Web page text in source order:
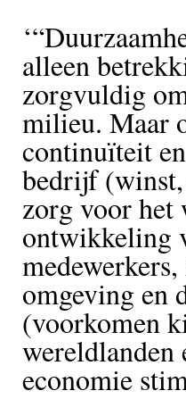
alleen
zorgvuldig
milieu. Maar
continuïteit
bedrijf
zorg voor het
ontwikkeling
omgeving en
(voorkomen
economie